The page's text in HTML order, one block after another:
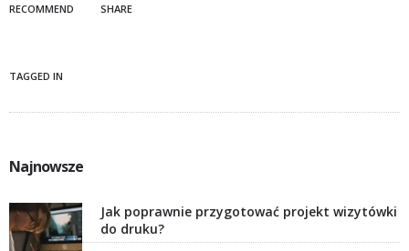
RECOMMEND SHARE
TAGGED IN
Najnowsze
Jak poprawnie przygotować projekt wizytówki
do druku?